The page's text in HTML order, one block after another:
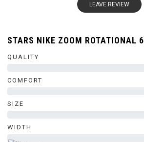
LEAVE REVIEW
STARS NIKE ZOOM ROTATIONAL 6
QUALITY
COMFORT
SIZE
WIDTH
0%